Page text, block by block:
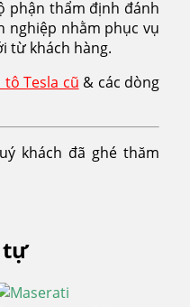
phận thẩm định đánh
nghiệp nhằm phục vụ
từ khách hàng.
tô Tesla cũ & các dòng
khách đã ghé thăm
tự